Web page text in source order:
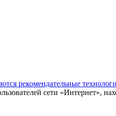
рекомендательные
сети «Интернет»,